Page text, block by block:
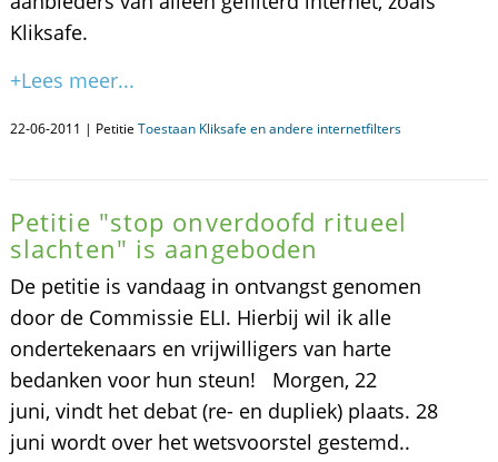
Kliksafe.
+Lees meer...
22-06-2011 | Petitie Toestaan Kliksafe en andere internetfilters
Petitie "stop onverdoofd ritueel
slachten" is aangeboden
De petitie is vandaag in ontvangst genomen
door de Commissie ELI. Hierbij wil ik alle
ondertekenaars en vrijwilligers van harte
bedanken voor hun steun! Morgen, 22
juni, vindt het debat (re- en dupliek) plaats. 28
juni wordt over het wetsvoorstel gestemd..